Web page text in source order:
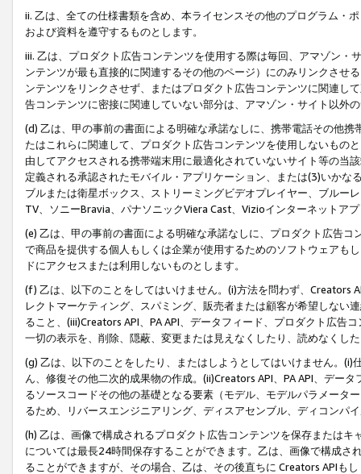
ii. 乙は、全ての仕様書類を含め、本ライセンスその他のプログラム・
および資料を遵守するものとします。
iii. 乙は、プロダクト広告コンテンツを使用する際は毎回、アマゾン
ンテンツが最も直接的に関連するその他のページ）にのみリンクさせ
ンテンツをリンクさせず、またはプロダクト広告コンテンツに関連し
告コンテンツに密接に関連していない部分は、アマゾン・サイト以外
(d) 乙は、甲の事前の書面による明確な承諾なしに、携帯電話その他
たはこれらに関連して、プロダクト広告コンテンツを使用しないもの
由してアクセスされる携帯端末用に最適化されていないサイト等の当
定義される承認されたモバイル・アプリケーション、または(3)いか
ブルまたは衛星ボックス、ストリーミングビデオプレイヤー、ブルー
TV、ソニーBravia、パナソニックViera Cast、Vizioインターネットア
(e) 乙は、甲の事前の書面による明確な承諾なしに、プロダクト広告
で商品を提供する個人もしくは企業が使用するためのソフトウェアも
ドにアクセスまたは利用しないものとします。
(f) 乙は、以下のことをしてはいけません。(i)方法を問わず、Creators
レクトマーケティング、スパミング、販売者または顧客が希望しない
ること、(iii)Creators API、PA API、データフィード、プロダクト広告
一切の表示を、削除、隠蔽、変更または見えなくしたり、読めなくし
(g) 乙は、以下のことをしたり、またはしようとしてはいけません。
ん、修復その他二次的成果物の作成。(ii)Creators API、PA API、デー
るソースコードその他の基礎となる要素（モデル、モデルパラメータ
るため、リバースエンジニアリング、ディスアセンブル、ディコンパ
(h) 乙は、画像で構成されるプロダクト広告コンテンツを保存または
については最長24時間保存することができます。乙は、画像で構成
ることができますが、その場合、乙は、その後直ちに Creators APIも